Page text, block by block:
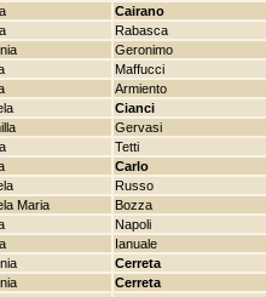
Cairano
Rabasca
Geronimo
Maffucci
Armiento
Cianci
Gervasi
Tetti
Carlo
Russo
Maria Bozza
Napoli
Ianuale
Cerreta
Cerreta